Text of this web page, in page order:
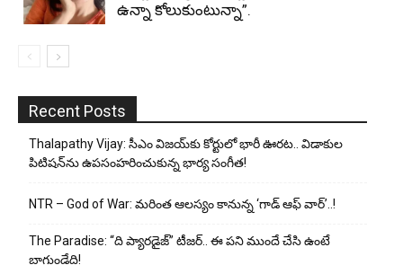
ఉన్నా కోలుకుంటున్నా”.
Recent Posts
Thalapathy Vijay: సీఎం విజయ్‌కు కోర్టులో భారీ ఊరట.. విడాకుల
పిటిషన్‌ను ఉపసంహరించుకున్న భార్య సంగీత!
NTR – God of War: మరింత ఆలస్యం కానున్న ‘గాడ్ ఆఫ్ వార్’..!
The Paradise: “ది ప్యారడైజ్” టీజర్.. ఈ పని ముందే చేసి ఉంటే
బాగుండేది!